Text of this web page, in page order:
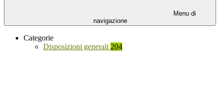
Menu di
navigazione
Categorie
Disposizioni generali 204